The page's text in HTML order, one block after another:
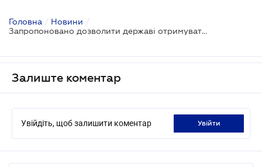
Головна / Новини /
Запропоновано дозволити державі отримувати плату за оренду газорозподільних мереж
Залиште коментар
Увійдіть, щоб залишити коментар увійти